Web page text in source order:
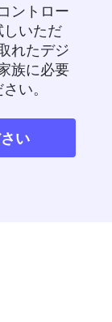
ントロー
いただ
れたデジ
族に必要
い。
い